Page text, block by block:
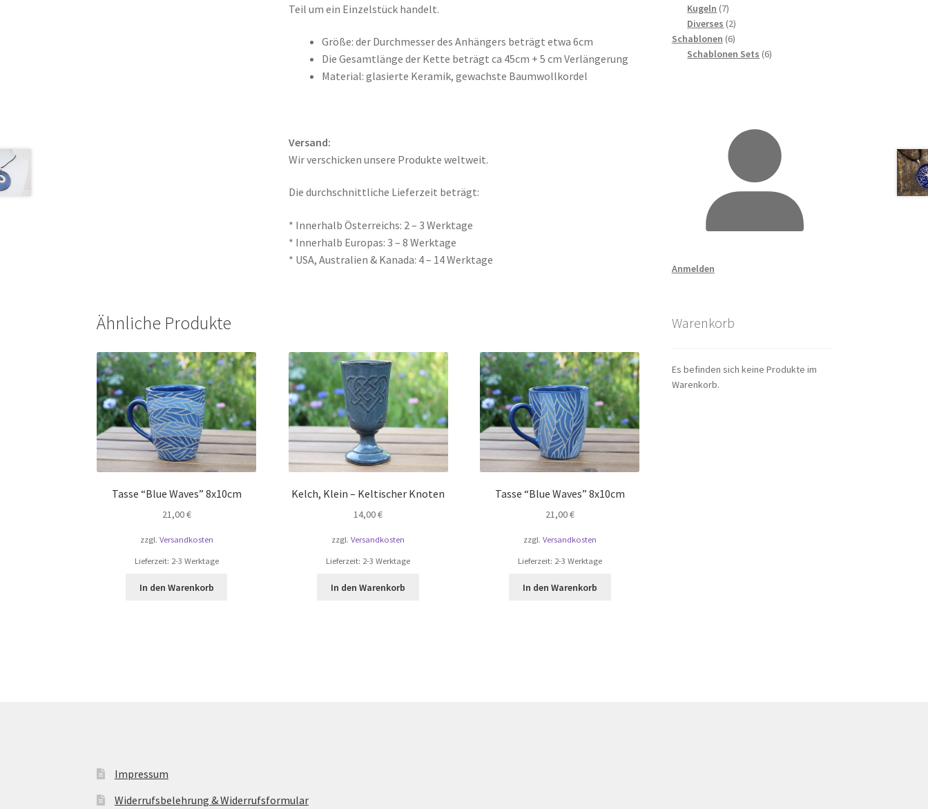
Teil um ein Einzelstück handelt.
Größe: der Durchmesser des Anhängers beträgt etwa 6cm
Die Gesamtlänge der Kette beträgt ca 45cm + 5 cm Verlängerung
Material: glasierte Keramik, gewachste Baumwollkordel
Versand:
Wir verschicken unsere Produkte weltweit.
Die durchschnittliche Lieferzeit beträgt:
* Innerhalb Österreichs: 2 – 3 Werktage
* Innerhalb Europas: 3 – 8 Werktage
* USA, Australien & Kanada: 4 – 14 Werktage
Ähnliche Produkte
Tasse “Blue Waves” 8x10cm
21,00€
zzgl. Versandkosten
Lieferzeit: 2-3 Werktage
In den Warenkorb
Kelch, Klein – Keltischer Knoten
14,00€
zzgl.Versandkosten
Lieferzeit: 2-3 Werktage
In den Warenkorb
Tasse “Blue Waves” 8x10cm
21,00€
zzgl. Versandkosten
Lieferzeit: 2-3 Werktage
In den Warenkorb
Produkte
Kugeln 77
Produkte
Diverses 22
Produkte
Schablonen 66
Produkte
Schablonen Sets 66
Anmelden
Warenkorb
Es befinden sich keine Produkte im
Warenkorb.
Impressum
Widerrufsbelehrung & Widerrufsformular